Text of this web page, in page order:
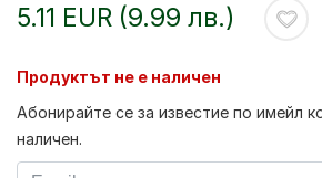
5.11 EUR (9.99 лв.)
Продуктът не е наличен
Абонирайте се за известие по имейл
наличен.